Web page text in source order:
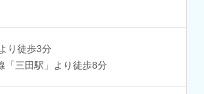
り徒歩3分
「三田駅」より徒歩8分